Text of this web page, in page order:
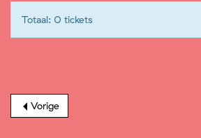
Totaal: 0 tickets
Vorige